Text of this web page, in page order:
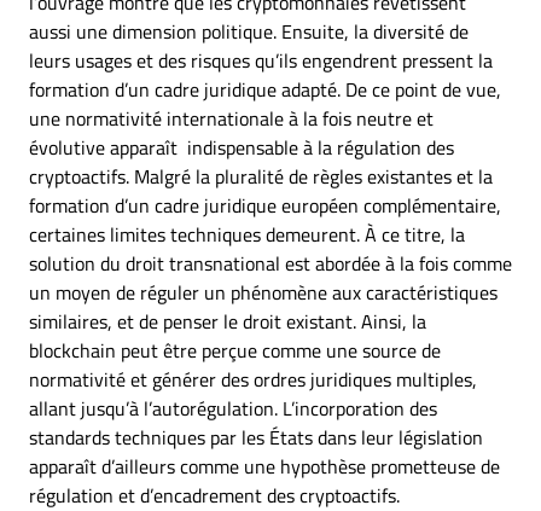
aussi une dimension politique. Ensuite, la diversité de
leurs usages et des risques qu’ils engendrent pressent la
formation d’un cadre juridique adapté. De ce point de vue,
une normativité internationale à la fois neutre et
évolutive apparaît indispensable à la régulation des
cryptoactifs. Malgré la pluralité de règles existantes et la
formation d’un cadre juridique européen complémentaire,
certaines limites techniques demeurent. À ce titre, la
solution du droit transnational est abordée à la fois comme
un moyen de réguler un phénomène aux caractéristiques
similaires, et de penser le droit existant. Ainsi, la
blockchain peut être perçue comme une source de
normativité et générer des ordres juridiques multiples,
allant jusqu’à l’autorégulation. L’incorporation des
standards techniques par les États dans leur législation
apparaît d’ailleurs comme une hypothèse prometteuse de
régulation et d’encadrement des cryptoactifs.